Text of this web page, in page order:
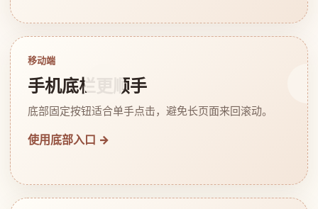
移动端
手机底栏更顺手
底部固定按钮适合单手点击，避免长页面来回滚动。
使用底部入口 →